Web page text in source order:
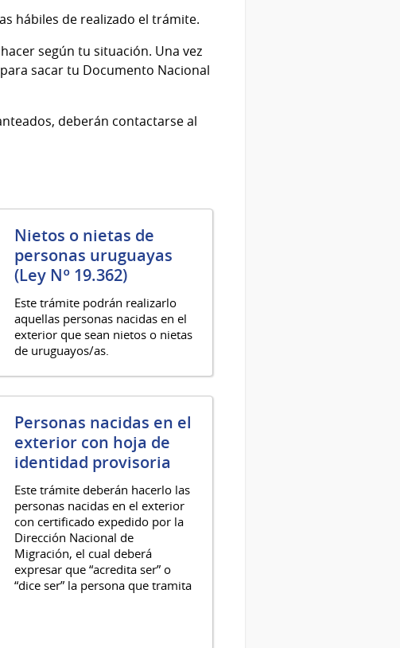
hábiles de realizado el trámite.
según tu situación. Una vez
sacar tu Documento Nacional
deberán contactarse al
Nietos o nietas de
personas uruguayas
(Ley Nº 19.362)
Este trámite podrán realizarlo
aquellas personas nacidas en el
exterior que sean nietos o nietas
de uruguayos/as.
Personas nacidas en el
exterior con hoja de
identidad provisoria
Este trámite deberán hacerlo las
personas nacidas en el exterior
con certificado expedido por la
Dirección Nacional de
Migración, el cual deberá
expresar que “acredita ser” o
“dice ser” la persona que tramita